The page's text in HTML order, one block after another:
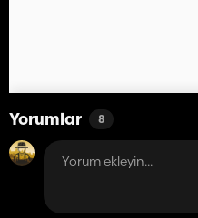
Yorumlar 8